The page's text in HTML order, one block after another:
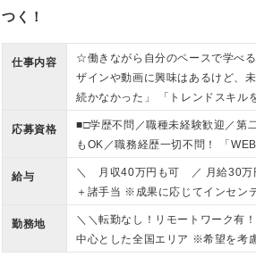
つく！
仕事内容
☆働きながら⾃分のペースで学べ
ザインや動画に興味はあるけど、
続かなかった」 「トレンドスキル
い！」 ーーそんなあなたへ！
応募資格
■□学歴不問／職種未経験歓迎／第
もOK／職務経歴一切不問！ 「
気持ちがあればチャレンジOKで
経験不問 ★第二新卒大歓迎 ※基礎
★社会人デビューもOK ★上京も大
をご用意し、上京もサポート中！
Tってまだよくわからないけど、将
給与
＼ 月収40万円も可 ／ 月給30万
＋諸手当 ※成果に応じてインセン
を考慮のうえ、決定します。 ※経
給 ※試用期間中（6か月間）は月
動はなし）となります。 その後は
勤務地
＼＼転勤なし！リモートワーク有
中心とした全国エリア ※希望を考